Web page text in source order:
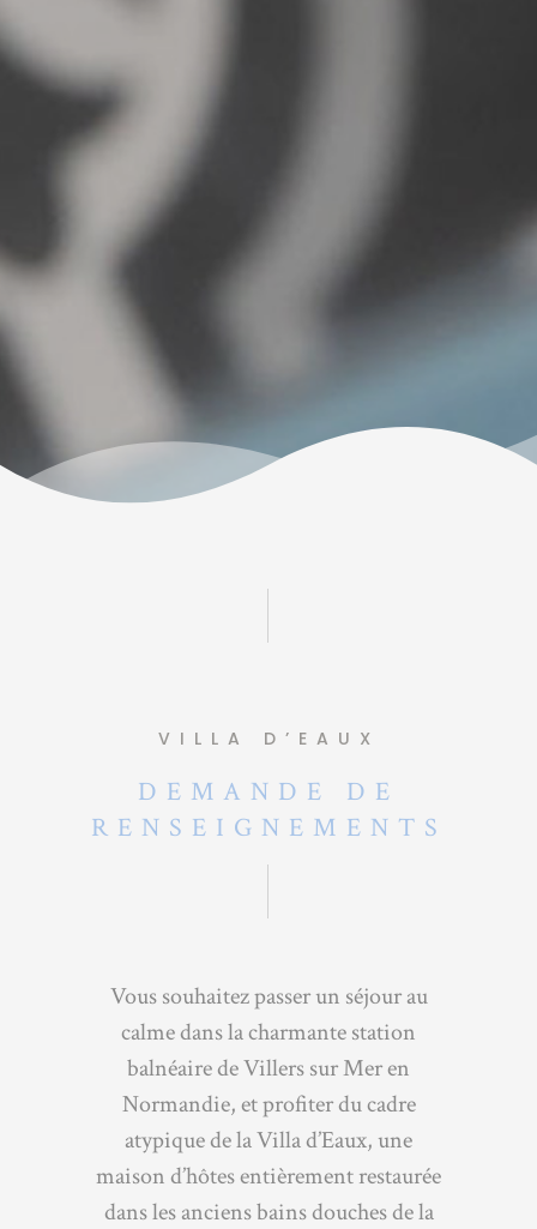
VILLA D’EAUX
DEMANDE DE
RENSEIGNEMENTS
Vous souhaitez passer un séjour au
calme dans la charmante station
balnéaire de Villers sur Mer en
Normandie, et profiter du cadre
atypique de la Villa d’Eaux, une
maison d’hôtes entièrement restaurée
dans les anciens bains douches de la